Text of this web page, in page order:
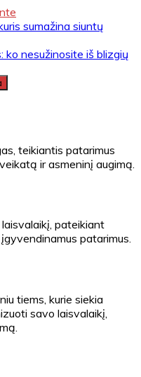
sumažina siuntų
ko nesužinosite iš blizgių
teikiantis patarimus
ir asmeninį augimą.
pateikiant
patarimus.
tiems, kurie siekia
savo laisvalaikį,